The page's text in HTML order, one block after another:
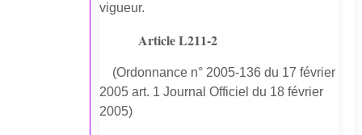
vigueur.
Article L211-2
(Ordonnance n° 2005-136 du 17 février
2005 art. 1 Journal Officiel du 18 février
2005)